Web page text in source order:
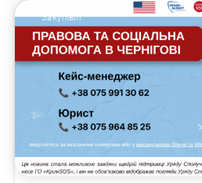
Закупівлі